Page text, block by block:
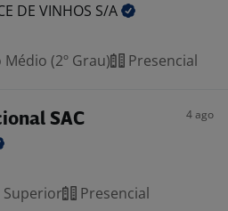
DE VINHOS S/A
Médio (2º Grau) Presencial
SAC 4 ago
Superior
Presencial